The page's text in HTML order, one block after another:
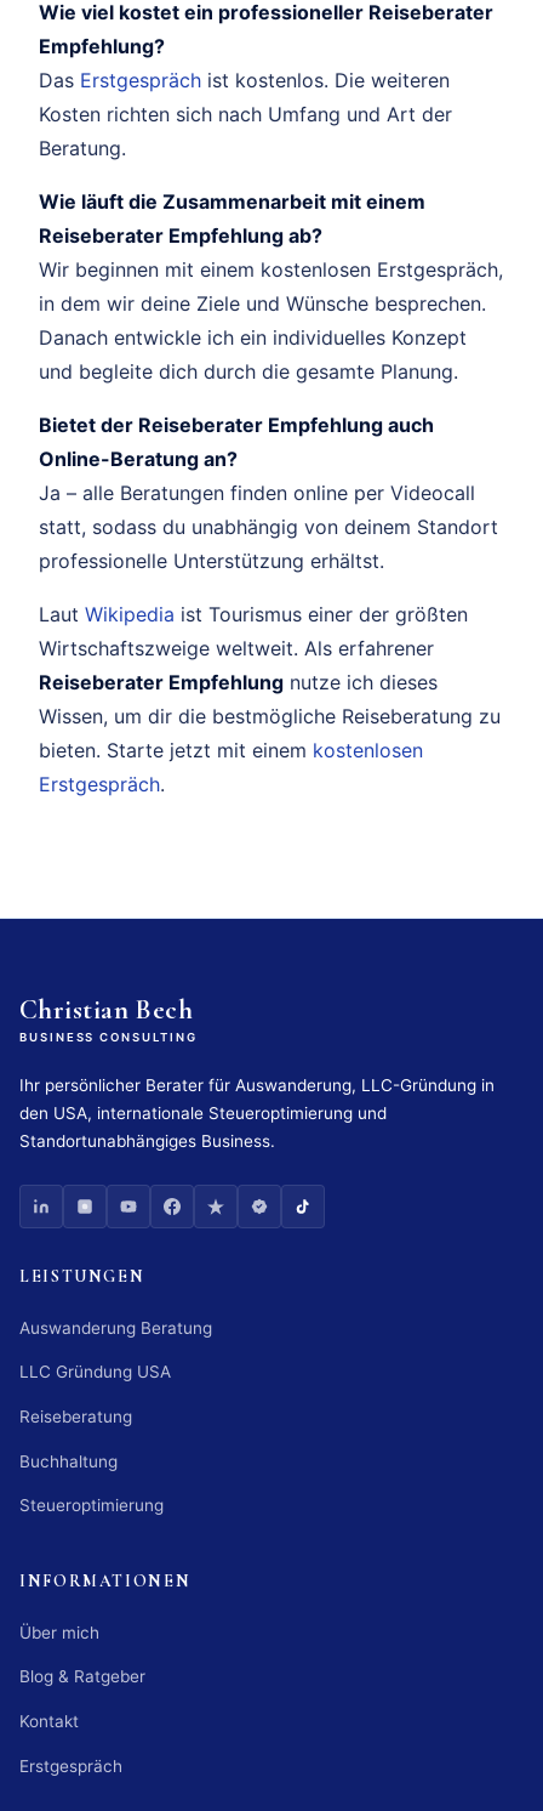
Wie viel kostet ein professioneller Reiseberater
Empfehlung?
Das Erstgespräch ist kostenlos. Die weiteren
Kosten richten sich nach Umfang und Art der
Beratung.
Wie läuft die Zusammenarbeit mit einem
Reiseberater Empfehlung ab?
Wir beginnen mit einem kostenlosen Erstgespräch,
in dem wir deine Ziele und Wünsche besprechen.
Danach entwickle ich ein individuelles Konzept
und begleite dich durch die gesamte Planung.
Bietet der Reiseberater Empfehlung auch
Online-Beratung an?
Ja – alle Beratungen finden online per Videocall
statt, sodass du unabhängig von deinem Standort
professionelle Unterstützung erhältst.
Laut Wikipedia ist Tourismus einer der größten
Wirtschaftszweige weltweit. Als erfahrener
Reiseberater Empfehlung nutze ich dieses
Wissen, um dir die bestmögliche Reiseberatung zu
bieten. Starte jetzt mit einem kostenlosen
Erstgespräch.
Christian Bech
BUSINESS CONSULTING
Ihr persönlicher Berater für Auswanderung, LLC-Gründung in
den USA, internationale Steueroptimierung und
Standortunabhängiges Business.
LEISTUNGEN
Auswanderung Beratung
LLC Gründung USA
Reiseberatung
Buchhaltung
Steueroptimierung
INFORMATIONEN
Über mich
Blog & Ratgeber
Kontakt
Erstgespräch